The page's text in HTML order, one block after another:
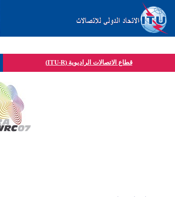
قطاع الاتصالات الراديوية (ITU-R)